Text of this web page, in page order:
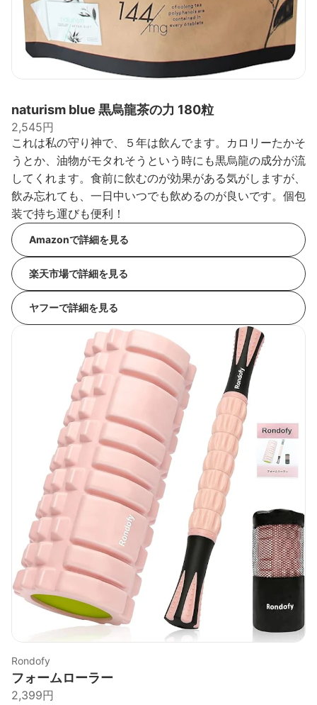
naturism blue 黒烏龍茶の力 180粒
2,545円
これは私の守り神で、５年は飲んでます。カロリーたかそ
うとか、油物がモタれそうという時にも黒烏龍の成分が流
してくれます。食前に飲むのが効果がある気がしますが、
飲み忘れても、一日中いつでも飲めるのが良いです。個包
装で持ち運びも便利！
Amazonで詳細を見る
楽天市場で詳細を見る
ヤフーで詳細を見る
Rondofy
フォームローラー
2,399円